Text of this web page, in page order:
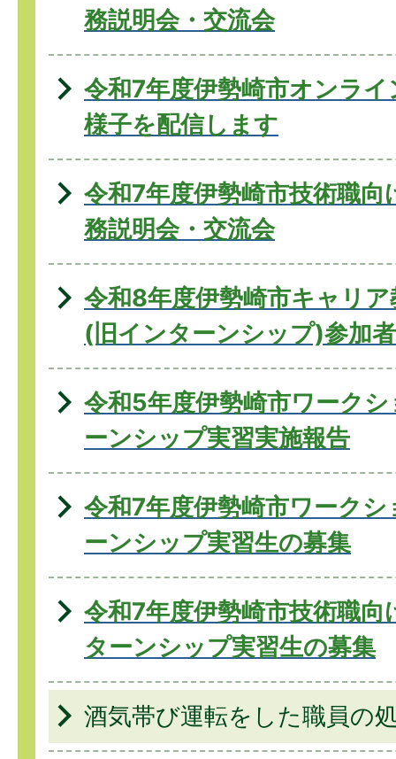
務説明会・交流会
令和7年度伊勢崎市オンラ
様子を配信します
令和7年度伊勢崎市技術職
務説明会・交流会
令和8年度伊勢崎市キャリ
(旧インターンシップ)参加
令和5年度伊勢崎市ワーク
ーンシップ実習実施報告
令和7年度伊勢崎市ワーク
ーンシップ実習生の募集
令和7年度伊勢崎市技術職向
ターンシップ実習生の募集
酒気帯び運転をした職員の